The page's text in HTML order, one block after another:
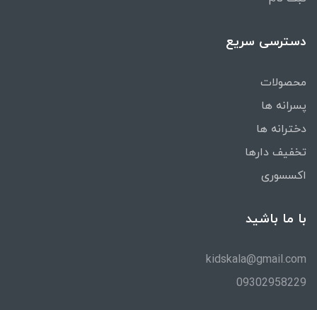
دسترسی سریع
محصولات
پسرانه ها
دخترانه ها
تخفیف دارها
اکسسوری
با ما باشید
kidskala@gmail.com
09302958229